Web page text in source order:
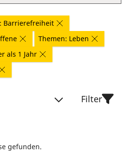
Barrierefreiheit
Themen: Leben
als 1 Jahr
Filter
gefunden.